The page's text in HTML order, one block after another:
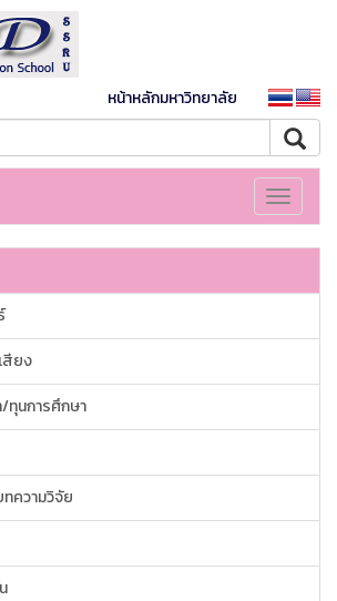
หน้าหลักมหาวิทยาลัย
Toggle
สียง
ทุนการศึกษา
ความวิจัย